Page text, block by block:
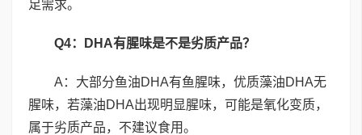
足需求。
Q4： DHA有腥味是不是劣质产品？
A：大部分鱼油DHA有鱼腥味，优质藻油DHA无
腥味，若藻油DHA出现明显腥味，可能是氧化变质，
属于劣质产品，不建议食用。